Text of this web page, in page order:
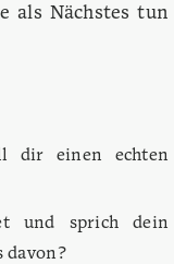
als Nächstes tun
dir einen echten
und sprich dein
davon?